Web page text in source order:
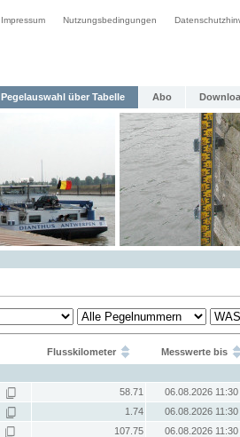
Impressum Nutzungsbedingungen
Pegelauswahl über Tabelle Abo
Flusskilometer Messwerte bis
58.71
06.08.2026 11:30
1.74
06.08.2026 11:30
107.75
06.08.2026 11:30